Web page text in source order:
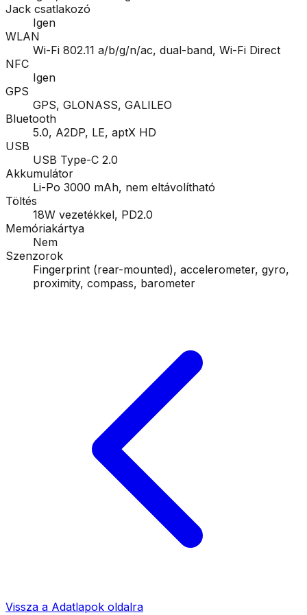
Jack csatlakozó
Igen
WLAN
Wi-Fi 802.11 a/b/g/n/ac, dual-band, Wi-Fi Direct
NFC
Igen
GPS
GPS, GLONASS, GALILEO
Bluetooth
5.0, A2DP, LE, aptX HD
USB
USB Type-C 2.0
Akkumulátor
Li-Po 3000 mAh, nem eltávolítható
Töltés
18W vezetékkel, PD2.0
Memóriakártya
Nem
Szenzorok
Fingerprint (rear-mounted), accelerometer, gyro,
proximity, compass, barometer
Vissza a Adatlapok oldalra